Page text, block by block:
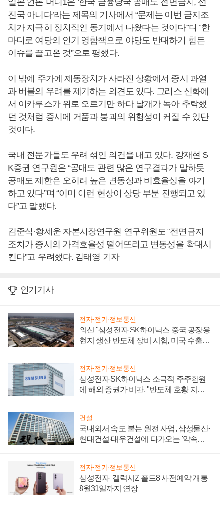
일본 언론 머니1은 ‘한국 금융당국 공매도 전면금지, 선
진국 아니다’라는 제목의 기사에서 “문제는 이번 금지조
치가 지극히 정치적인 동기에서 나왔다는 것이다”며 “한
마디로 여당의 인기 영합책으로 야당도 반대하기 힘든
이슈를 끌고온 것”으로 평했다.
이 밖에 주가에 제동장치가 사라진 상황에서 증시 과열
과 버블의 우려를 제기하는 의견도 있다. 그리스 신화에
서 이카루스가 위로 오르기만 하다 날개가 녹아 추락했
던 것처럼 증시에 거품과 붕괴의 위험성이 커질 수 있단
것이다.
국내 전문가들도 우려 섞인 의견을 내고 있다. 강재현 S
K증권 연구원은 “공매도 관련 많은 연구결과가 말하듯
공매도 제한은 오히려 높은 변동성과 비효율성을 야기
하고 있다”며 “이미 이런 현상이 상당 부분 진행되고 있
다”고 말했다.
김준석·황세운 자본시장연구원 연구위원도 “전면금지
조치가 증시의 가격효율성 떨어뜨리고 변동성을 확대시
킨다”고 우려했다. 김태영 기자
인기기사
전자·전기·정보통신
외신 "삼성전자 SK하이닉스 중국 공장용
현지 생산 반도체 장비 시험, 미국 수출통
전자·전기·정보통신
삼성전자 SK하이닉스 소극적 주주환원
에 해외 증권가 비판, "반도체 호황 지속
건설
국내외서 속도 붙는 원전 사업, 삼성물산·
현대건설·대우건설에 다가오는 '약속의
전자·전기·정보통신
삼성전자, 갤럭시Z 폴드8 사전예약 개통
8월31일까지 연장